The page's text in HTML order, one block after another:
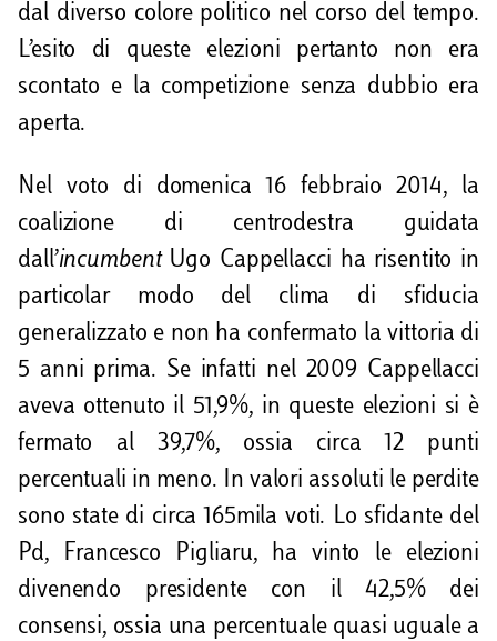
dal diverso colore politico nel corso del tempo.
L’esito di queste elezioni pertanto non era
scontato e la competizione senza dubbio era
aperta.
Nel voto di domenica 16 febbraio 2014, la
coalizione di centrodestra guidata
dall’incumbent Ugo Cappellacci ha risentito in
particolar modo del clima di sfiducia
generalizzato e non ha confermato la vittoria di
5 anni prima. Se infatti nel 2009 Cappellacci
aveva ottenuto il 51,9%, in queste elezioni si è
fermato al 39,7%, ossia circa 12 punti
percentuali in meno. In valori assoluti le perdite
sono state di circa 165mila voti. Lo sfidante del
Pd, Francesco Pigliaru, ha vinto le elezioni
divenendo presidente con il 42,5% dei
consensi, ossia una percentuale quasi uguale a